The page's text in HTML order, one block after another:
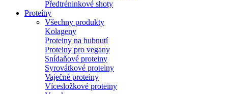
Předtréninkové shoty
Proteíny
Všechny produkty
Kolageny
Proteiny na hubnutí
Proteiny pro vegany
Snídaňové proteiny
Syrovátkové proteiny
Vaječné proteiny
Vícesložkové proteiny